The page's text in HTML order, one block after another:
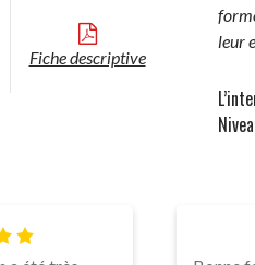
Fiche descriptive
leur